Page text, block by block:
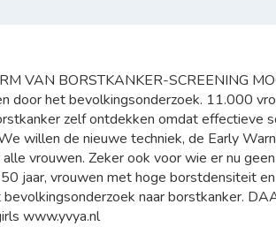
VAN BORSTKANKER-SCREENING
door het bevolkingsonderzoek. 11.000
zelf ontdekken omdat effectieve
willen de nieuwe techniek, de Early
vrouwen. Zeker ook voor wie er nu
jaar, vrouwen met hoge borstdensiteit
naar borstkanker.
www.yvya.nl